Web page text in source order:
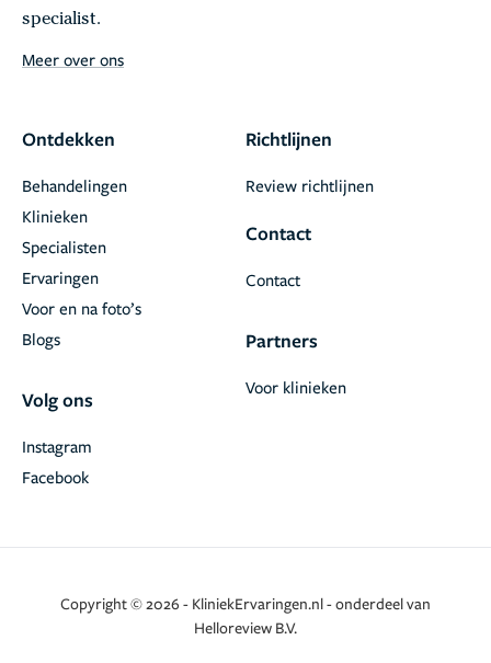
specialist.
Meer over ons
Ontdekken
Behandelingen
Klinieken
Specialisten
Ervaringen
Voor en na foto’s
Blogs
Volg ons
Facebook
Instagram
Richtlijnen
Review richtlijnen
Contact
Contact
Partners
Voor klinieken
Copyright © 2026 - KliniekErvaringen.nl - onderdeel van
Helloreview B.V.